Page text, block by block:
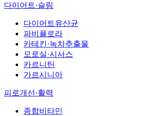
다이어트·슬림
다이어트유산균
파비플로라
카테킨·녹차추출물
모로실·시서스
카르니틴
가르시니아
피로개선·활력
종합비타민